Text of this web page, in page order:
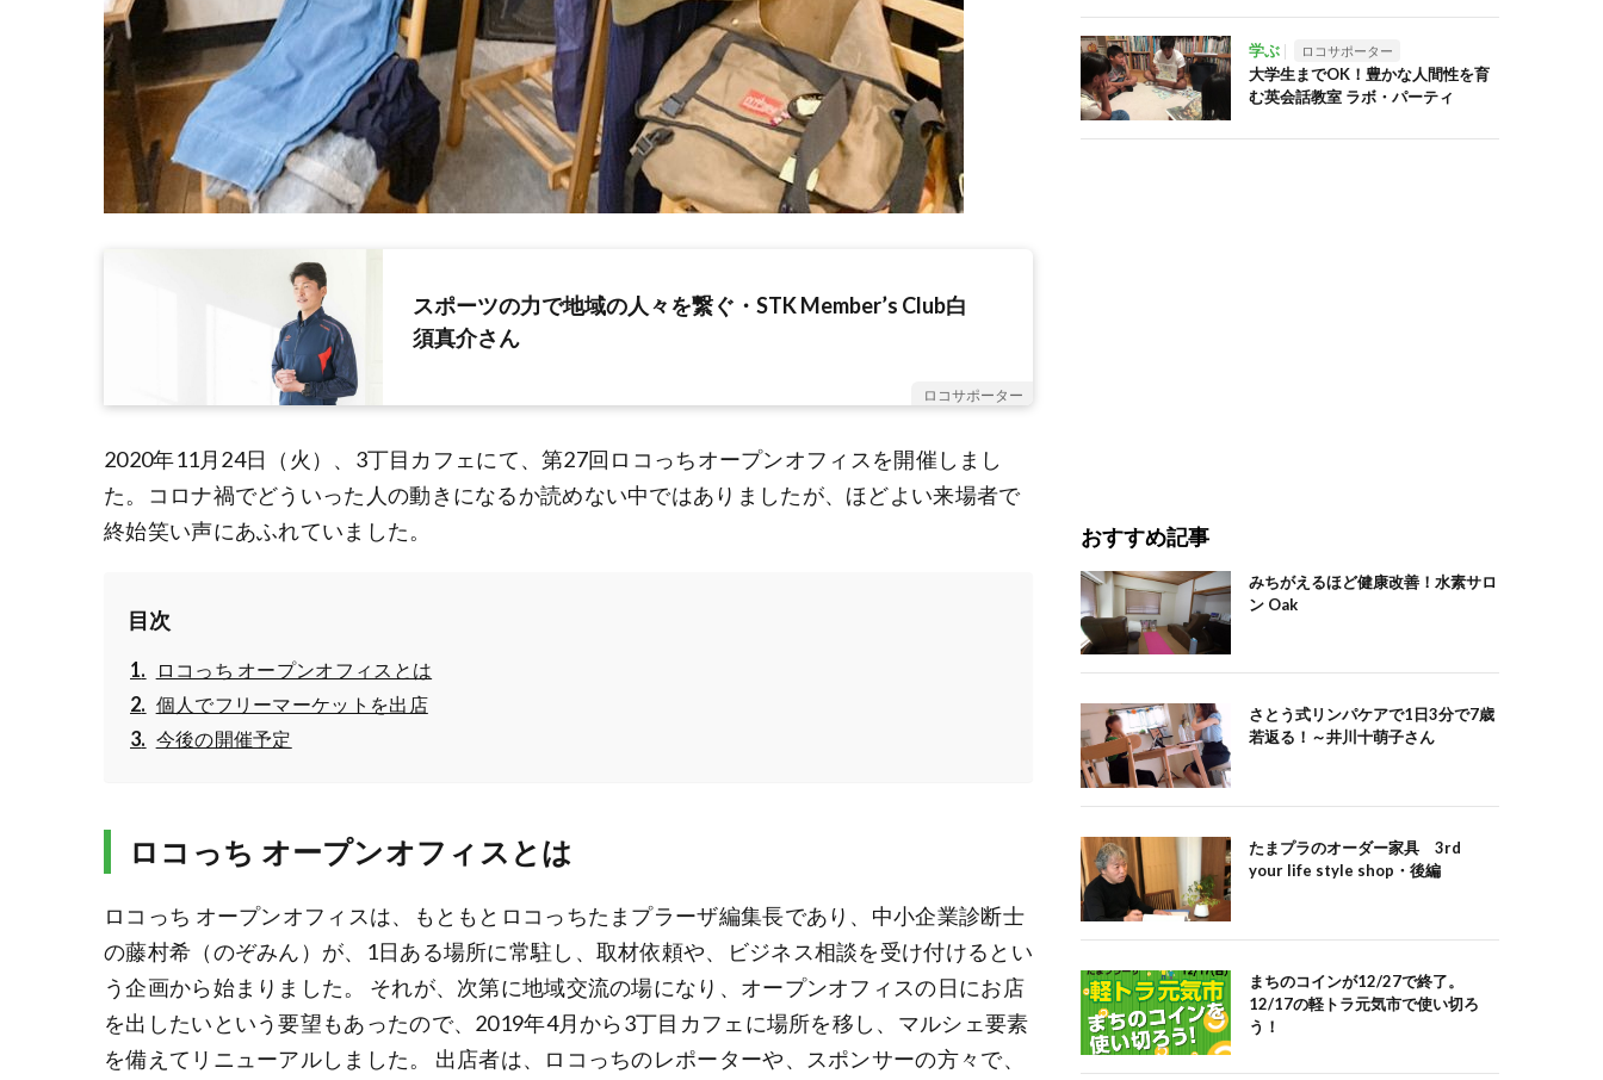
スポーツの力で地域の人々を繋ぐ・STK Member’s Club白
須真介さん
ロコサポーター
2020年11月24日（火）、3丁目カフェにて、第27回ロコっちオープンオフィスを開催しまし
た。コロナ禍でどういった人の動きになるか読めない中ではありましたが、ほどよい来場者で
終始笑い声にあふれていました。
目次
ロコっち オープンオフィスとは
個人でフリーマーケットを出店
今後の開催予定
ロコっち オープンオフィスとは
ロコっち オープンオフィスは、もともとロコっちたまプラーザ編集長であり、中小企業診断士
の藤村希（のぞみん）が、1日ある場所に常駐し、取材依頼や、ビジネス相談を受け付けるとい
う企画から始まりました。 それが、次第に地域交流の場になり、オープンオフィスの日にお店
を出したいという要望もあったので、2019年4月から3丁目カフェに場所を移し、マルシェ要素
を備えてリニューアルしました。 出店者は、ロコっちのレポーターや、スポンサーの方々で、
学ぶ ロコサポーター
大学生までOK！豊かな人間性を育
む英会話教室 ラボ・パーティ
おすすめ記事
みちがえるほど健康改善！水素サロ
ン Oak
さとう式リンパケアで1日3分で7歳
若返る！～井川十萌子さん
たまプラのオーダー家具 3rd
your life style shop・後編
まちのコインが12/27で終了。
12/17の軽トラ元気市で使い切ろ
う！